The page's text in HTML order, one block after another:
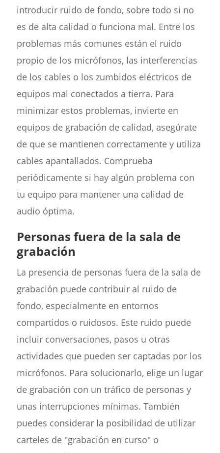
introducir ruido de fondo, sobre todo si no
es de alta calidad o funciona mal. Entre los
problemas más comunes están el ruido
propio de los micrófonos, las interferencias
de los cables o los zumbidos eléctricos de
equipos mal conectados a tierra. Para
minimizar estos problemas, invierte en
equipos de grabación de calidad, asegúrate
de que se mantienen correctamente y utiliza
cables apantallados. Comprueba
periódicamente si hay algún problema con
tu equipo para mantener una calidad de
audio óptima.
Personas fuera de la sala de
grabación
La presencia de personas fuera de la sala de
grabación puede contribuir al ruido de
fondo, especialmente en entornos
compartidos o ruidosos. Este ruido puede
incluir conversaciones, pasos u otras
actividades que pueden ser captadas por los
micrófonos. Para solucionarlo, elige un lugar
de grabación con un tráfico de personas y
unas interrupciones mínimas. También
puedes considerar la posibilidad de utilizar
carteles de "grabación en curso" o